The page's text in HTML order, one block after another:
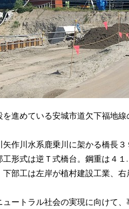
進めている安城市道欠下福地
作川水系鹿乗川に架かる橋長３
形式は逆Ｔ式橋台。鋼重は４１.
部工は左岸が植村建設工業、
ートラル社会の実現に向けて